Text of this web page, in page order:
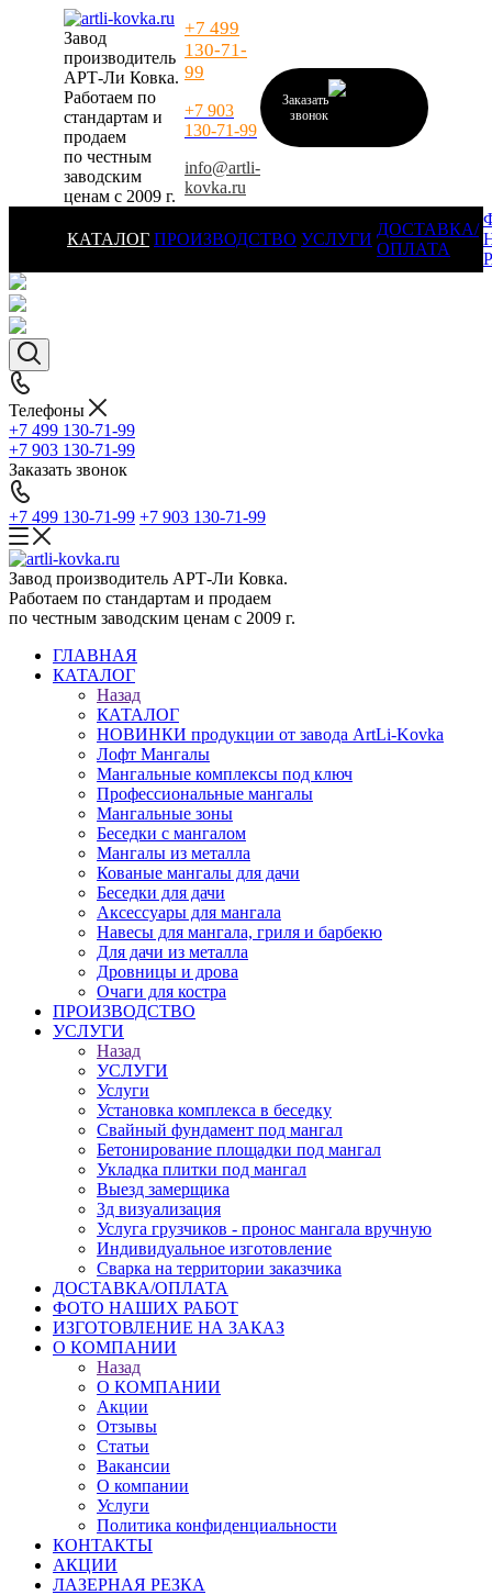
Завод
производитель
АРТ-Ли Ковка.
Работаем по
стандартам и
продаем
по честным
заводским
ценам с 2009 г.
+7 499
130-71-
99
+7 903
130-71-99
info@artli-
kovka.ru
Заказать
звонок
КАТАЛОГ ПРОИЗВОДСТВО УСЛУГИ
ДОСТАВКА/
ОПЛАТА
Телефоны
+7 499 130-71-99
+7 903 130-71-99
Заказать звонок
+7 499 130-71-99 +7 903 130-71-99
Завод производитель АРТ-Ли Ковка.
Работаем по стандартам и продаем
по честным заводским ценам с 2009 г.
ГЛАВНАЯ
КАТАЛОГ
Назад
КАТАЛОГ
НОВИНКИ продукции от завода ArtLi-Kovka
Лофт Мангалы
Мангальные комплексы под ключ
Профессиональные мангалы
Мангальные зоны
Беседки с мангалом
Мангалы из металла
Кованые мангалы для дачи
Беседки для дачи
Аксессуары для мангала
Навесы для мангала, гриля и барбекю
Для дачи из металла
Дровницы и дрова
Очаги для костра
ПРОИЗВОДСТВО
УСЛУГИ
Назад
УСЛУГИ
Услуги
Установка комплекса в беседку
Свайный фундамент под мангал
Бетонирование площадки под мангал
Укладка плитки под мангал
Выезд замерщика
3д визуализация
Услуга грузчиков - пронос мангала вручную
Индивидуальное изготовление
Сварка на территории заказчика
ДОСТАВКА/ОПЛАТА
ФОТО НАШИХ РАБОТ
ИЗГОТОВЛЕНИЕ НА ЗАКАЗ
О КОМПАНИИ
Назад
О КОМПАНИИ
Акции
Отзывы
Статьи
Вакансии
О компании
Услуги
Политика конфиденциальности
КОНТАКТЫ
АКЦИИ
ЛАЗЕРНАЯ РЕЗКА